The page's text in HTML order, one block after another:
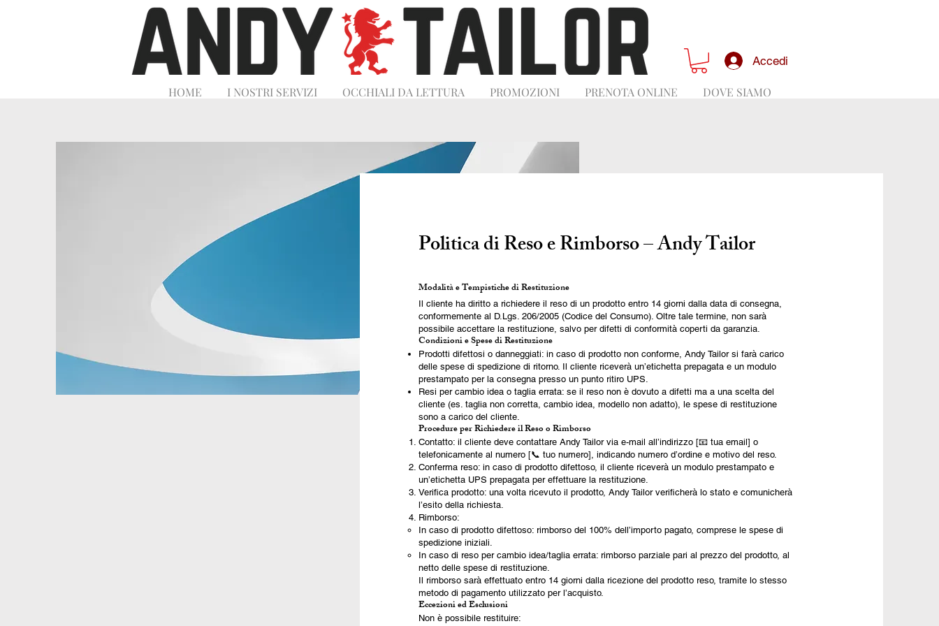
Accedi
HOME I NOSTRI SERVIZI OCCHIALI DA LETTURA PROMOZIONI PRENOTA ONLINE DOVE SIAMO
Politica di Reso e Rimborso – Andy Tailor
Modalità e Tempistiche di Restituzione
Il cliente ha diritto a richiedere il reso di un prodotto entro 14 giorni dalla data di consegna,
conformemente al D.Lgs. 206/2005 (Codice del Consumo). Oltre tale termine, non sarà
possibile accettare la restituzione, salvo per difetti di conformità coperti da garanzia.
Condizioni e Spese di Restituzione
Prodotti difettosi o danneggiati: in caso di prodotto non conforme, Andy Tailor si farà carico
delle spese di spedizione di ritorno. Il cliente riceverà un’etichetta prepagata e un modulo
prestampato per la consegna presso un punto ritiro UPS.
Resi per cambio idea o taglia errata: se il reso non è dovuto a difetti ma a una scelta del
cliente (es. taglia non corretta, cambio idea, modello non adatto), le spese di restituzione
sono a carico del cliente.
Procedure per Richiedere il Reso o Rimborso
Contatto: il cliente deve contattare Andy Tailor via e-mail all’indirizzo [📧 tua email] o
telefonicamente al numero [📞 tuo numero], indicando numero d’ordine e motivo del reso.
Conferma reso: in caso di prodotto difettoso, il cliente riceverà un modulo prestampato e
un’etichetta UPS prepagata per effettuare la restituzione.
Verifica prodotto: una volta ricevuto il prodotto, Andy Tailor verificherà lo stato e comunicherà
l’esito della richiesta.
Rimborso:
In caso di prodotto difettoso: rimborso del 100% dell’importo pagato, comprese le spese di
spedizione iniziali.
In caso di reso per cambio idea/taglia errata: rimborso parziale pari al prezzo del prodotto, al
netto delle spese di restituzione.
Il rimborso sarà effettuato entro 14 giorni dalla ricezione del prodotto reso, tramite lo stesso
metodo di pagamento utilizzato per l’acquisto.
Eccezioni ed Esclusioni
Non è possibile restituire: